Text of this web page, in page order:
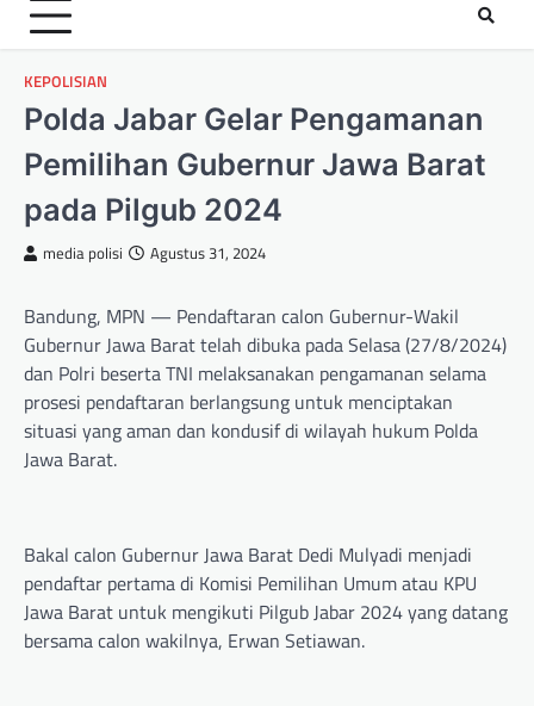
KEPOLISIAN
Polda Jabar Gelar Pengamanan
Pemilihan Gubernur Jawa Barat
pada Pilgub 2024
media polisi Agustus 31, 2024
Bandung, MPN — Pendaftaran calon Gubernur-Wakil
Gubernur Jawa Barat telah dibuka pada Selasa (27/8/2024)
dan Polri beserta TNI melaksanakan pengamanan selama
prosesi pendaftaran berlangsung untuk menciptakan
situasi yang aman dan kondusif di wilayah hukum Polda
Jawa Barat.
Bakal calon Gubernur Jawa Barat Dedi Mulyadi menjadi
pendaftar pertama di Komisi Pemilihan Umum atau KPU
Jawa Barat untuk mengikuti Pilgub Jabar 2024 yang datang
bersama calon wakilnya, Erwan Setiawan.